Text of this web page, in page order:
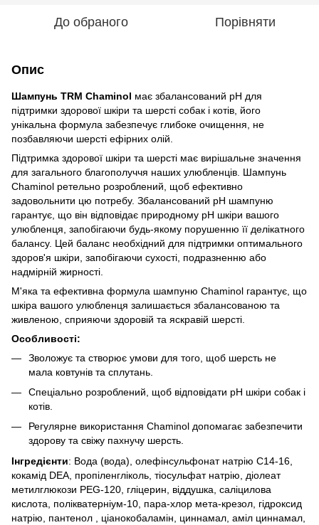
До обраного Порівняти
Опис
Шампунь TRM Chaminol має збалансований pH для
підтримки здорової шкіри та шерсті собак і котів, його
унікальна формула забезпечує глибоке очищення, не
позбавляючи шерсті ефірних олій.
Підтримка здорової шкіри та шерсті має вирішальне значення
для загального благополуччя наших улюбленців. Шампунь
Chaminol ретельно розроблений, щоб ефективно
задовольнити цю потребу. Збалансований pH шампуню
гарантує, що він відповідає природному pH шкіри вашого
улюбленця, запобігаючи будь-якому порушенню її делікатного
балансу. Цей баланс необхідний для підтримки оптимального
здоров'я шкіри, запобігаючи сухості, подразненню або
надмірній жирності.
М'яка та ефективна формула шампуню Chaminol гарантує, що
шкіра вашого улюбленця залишається збалансованою та
живленою, сприяючи здоровій та яскравій шерсті.
Особливості:
Зволожує та створює умови для того, щоб шерсть не
мала ковтунів та сплутань.
Спеціально розроблений, щоб відповідати pH шкіри собак і
котів.
Регулярне використання Chaminol допомагає забезпечити
здорову та свіжу пахнучу шерсть.
Інгредієнти: Вода (вода), олефінсульфонат натрію C14-16,
кокамід DEA, пропіленгліколь, тіосульфат натрію, діолеат
метилглюкози PEG-120, гліцерин, віддушка, саліцилова
кислота, полікватерніум-10, пара-хлор мета-крезол, гідроксид
натрію, пантенол , ціанокобаламін, циннамал, аміл циннамал,